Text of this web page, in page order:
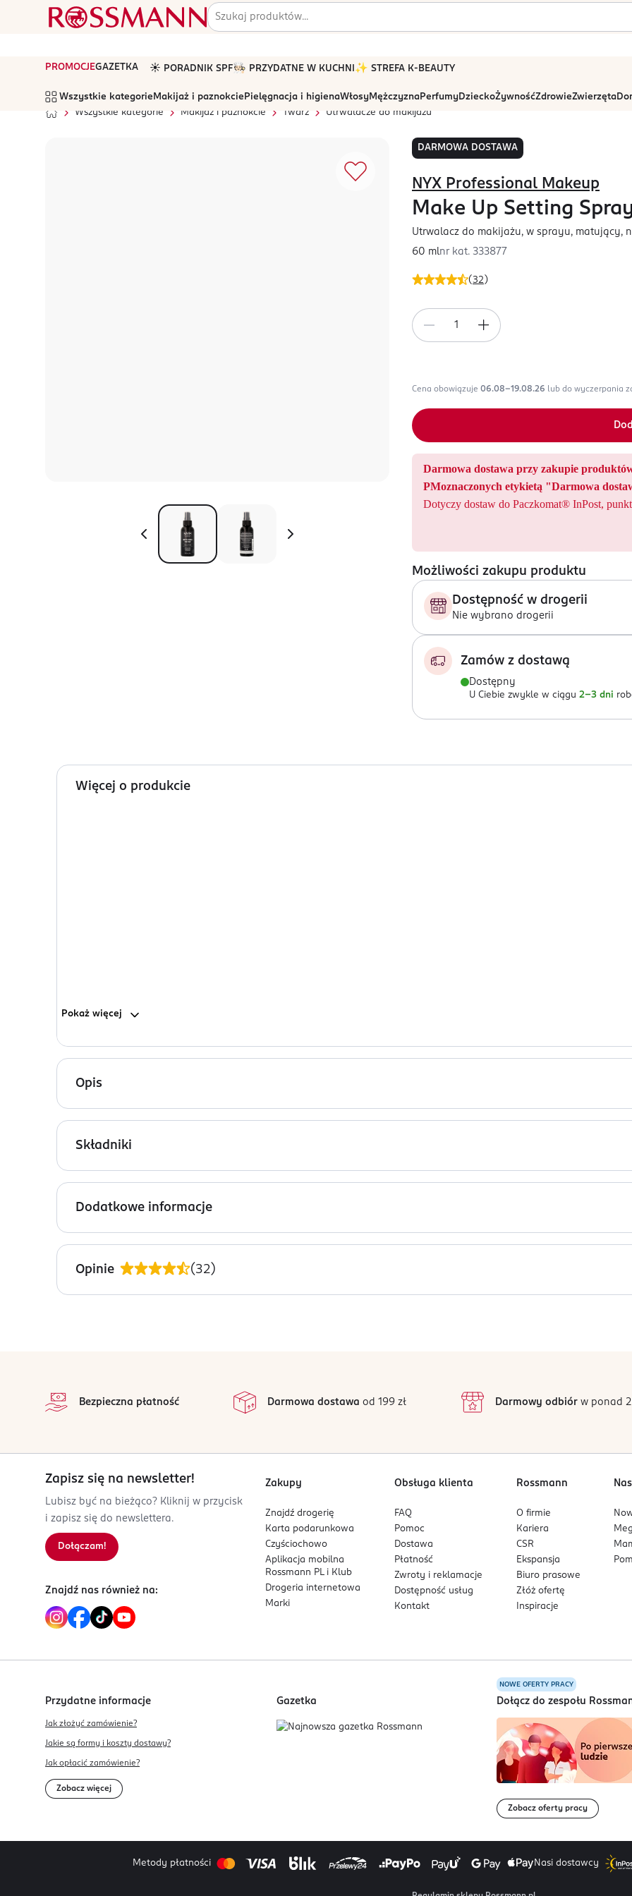
PROMOCJEGAZETKA ☀️ PORADNIK SPF🧑🏻‍🍳 PRZYDATNE W KUCHNI ✨ STREFA K-BEAUTY
Wszystkie kategorie Makijaż i paznokcie Pielęgnacja i higienaWłosyMężczyznaPerfumyDzieckoŻywnośćZdrowieZwierzęta
Wszystkie kategorie
Makijaż i paznokcie Twarz Utrwalacze do makijażu
DARMOWA DOSTAWA
(32 )
NYX Professional Makeup
Make Up Setting
Utrwalacz do makijażu, w sprayu, matujący,
60 mlnr kat. 333877
Cena obowiązuje 06.08-19.08.26 lub do wyczerpania
Darmowa dostawa przy zakupie
PMoznaczonych etykietą "Darmowa
Dotyczy dostaw do Paczkomat® InPost,
Możliwości zakupu produktu
Dostępność w drogerii
Nie wybrano drogerii
Zamów z dostawą
Dostępny
U Ciebie zwykle w ciągu 2-3 dni
Więcej o produkcie
Pokaż więcej
Opis
Domagaj się perfekcji! Aby świeży wygląd makijażu trwał i trwał tak, jak gdybyś go właśnie nałożyła,
makijaż MAKE UP SETTING SPRAY. Wystarczy szybka aplikacja, a Twój makeup będzie wyglądał perfekcyjnie od
Składniki
Matte Finish / Long Lasting, Water / Aqua / Eau, Alcohol, VP/VA Copolymer, Propylene Glycol, Disodium EDTA,
Leaf Extract, Mahonia Aquifolium Flower/Leaf/Stem Extract, Phenoxyethanol.
Dodatkowe informacje
PRZYGOTOWANIE I STOSOWANIE
Wstrząśnij, a następnie rozpyl spray na gotowy makijaż z odległości ok. 15 cm od skóry
Opinie (32)
2
1
Bezpieczna płatność Darmowa dostawa od 199 zł Darmowy odbiórw ponad
Zapisz się na newsletter!
Lubisz być na bieżąco? Kliknij w przycisk
i zapisz się do newslettera.
Dołączam!
Znajdź nas również na:
Zakupy
Znajdź drogerię
Karta podarunkowa
Czyściochowo
Aplikacja mobilna
Rossmann PL i Klub
Drogeria internetowa
Marki
Obsługa klienta
FAQ
Pomoc
Dostawa
Płatność
Zwroty i reklamacje
Dostępność usług
Kontakt
Rossmann
O firmie
Kariera
CSR
Ekspansja
Biuro prasowe
Złóż ofertę
Inspiracje
Przydatne informacje
Jak złożyć zamówienie?
Jakie są formy i koszty dostawy?
Jak opłacić zamówienie?
Zobacz więcej
Gazetka
NOWE OFERTY PRACY
Dołącz do zespołu
Zobacz oferty pracy
Metody płatności Nasi dostawcy